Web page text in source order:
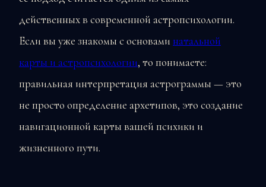
действенных в современной астропсихологии.
Если вы уже знакомы с основами натальной
карты и астропсихологии, то понимаете:
правильная интерпретация астрограммы — это
не просто определение архетипов, это создание
навигационной карты вашей психики и
жизненного пути.